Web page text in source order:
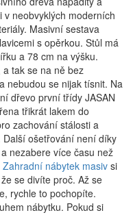
v neobvyklých moderních
Masivní sestava
s opěrkou. Stůl má
a 78 cm na výšku.
tak se na ně bez
nebudou se nijak tísnit. Na
dřevo první třídy JASAN
třikrát lakem do
zachování stálosti a
ošetřování není díky
nezabere více času než
Zahradní nábytek masiv si
se divíte proč. Až se
rychle to pochopíte.
nábytku. Pokud si